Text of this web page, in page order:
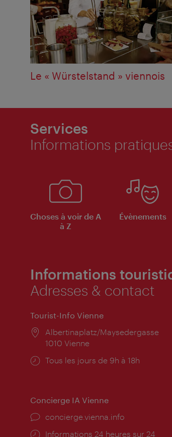
Le « Würstelstand » viennois
Services
Informations
Choses à voir de A
à Z
Évènements
Informations
Adresses & contact
Tourist-Info Vienne
Lieu:
Albertinaplatz/Maysedergasse
1010 Vienne
Horaires
Tous les jours de 9h à 18h
Concierge IA Vienne
Ort:
concierge.vienna.info
Öffnungszeiten:
Informations 24 heures sur 24